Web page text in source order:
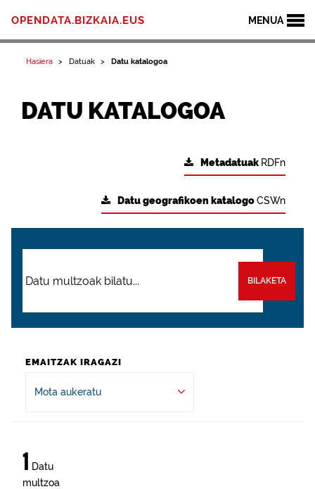
MENUA
OPENDATA.BIZKAIA.EUS
Hasiera Datuak Datu katalogoa
DATU KATALOGOA
Metadatuak RDFn
Datu geografikoen katalogoCSWn
BILAKETA
EMAITZAK IRAGAZI
Mota aukeratu
1 Datu
multzoa